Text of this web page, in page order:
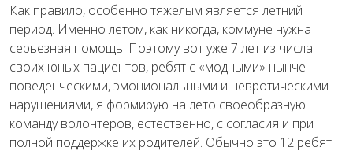
Как правило, особенно тяжелым является летний
период. Именно летом, как никогда, коммуне нужна
серьезная помощь. Поэтому вот уже 7 лет из числа
своих юных пациентов, ребят с «модными» нынче
поведенческими, эмоциональными и невротическими
нарушениями, я формирую на лето своеобразную
команду волонтеров, естественно, с согласия и при
полной поддержке их родителей. Обычно это 12 ребят